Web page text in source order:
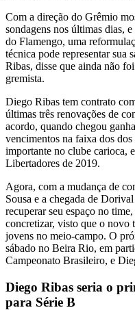
Com a direção do Grêmio
sondagens nos últimas dias,
do Flamengo, uma
técnica pode representar sua
Ribas, disse que ainda não
gremista.
Diego Ribas tem contrato
últimas três renovações de
acordo, quando chegou
vencimentos na faixa dos
importante no clube carioca,
Libertadores de 2019.
Agora, com a mudança de
Sousa e a chegada de
recuperar seu espaço no
concretizar, visto que o novo
jovens no meio-campo. O
sábado no Beira Rio, em
Campeonato Brasileiro, e
Diego Ribas seria o
para Série B